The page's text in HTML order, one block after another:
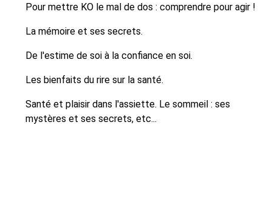
Pour mettre KO le mal de dos : comprendre pour agir !
La mémoire et ses secrets.
De l'estime de soi à la confiance en soi.
Les bienfaits du rire sur la santé.
Santé et plaisir dans l'assiette. Le sommeil : ses
mystères et ses secrets, etc...